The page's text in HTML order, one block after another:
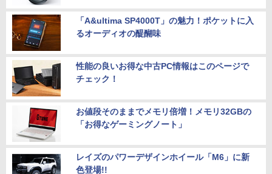
「A&ultima SP4000T」の魅力！ポケットに入
るオーディオの醍醐味
性能の良いお得な中古PC情報はこのページで
チェック！
お値段そのままでメモリ倍増！メモリ32GBの
「お得なゲーミングノート」
レイズのパワーデザインホイール「M6」に新
色登場!!